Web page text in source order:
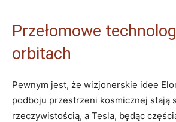
Przełomowe
orbitach
Pewnym jest, że wizjonerskie idee
podboju przestrzeni kosmicznej stają
rzeczywistością, a Tesla, będąc